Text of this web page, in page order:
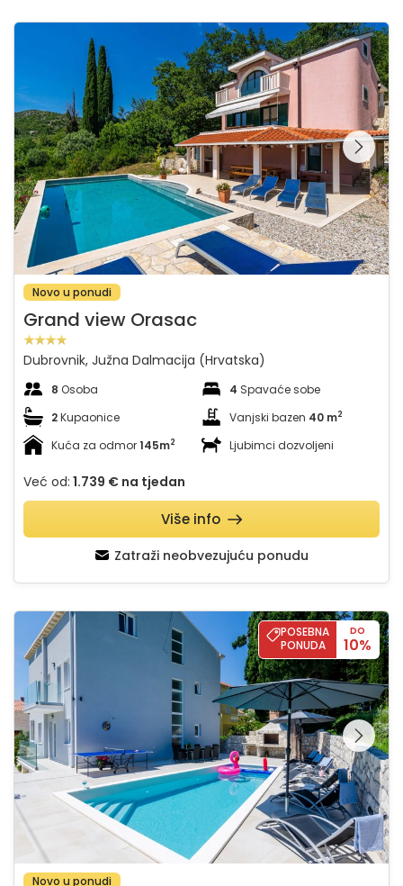
Pregledajte cijelu
galeriju na
Novo u ponudi
Grand view Orasac
Dubrovnik, Južna Dalmacija (Hrvatska)
8 Osoba 4 Spavaće sobe
2Kupaonice Vanjski bazen 40 m2
Kuća za odmor145m2 Ljubimci dozvoljeni
Već od: 1.739 € na tjedan
Zatraži neobvezujuću ponudu
Više info
Villa Tesa
POSEBNA
PONUDA
DO
10%
Pregledajte cijelu
galeriju na
Novo u ponudi